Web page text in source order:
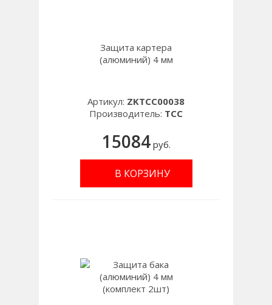
Защита картера
(алюминий) 4 мм
Артикул: ZKTCC00038
Производитель: TCC
15084руб.
В КОРЗИНУ